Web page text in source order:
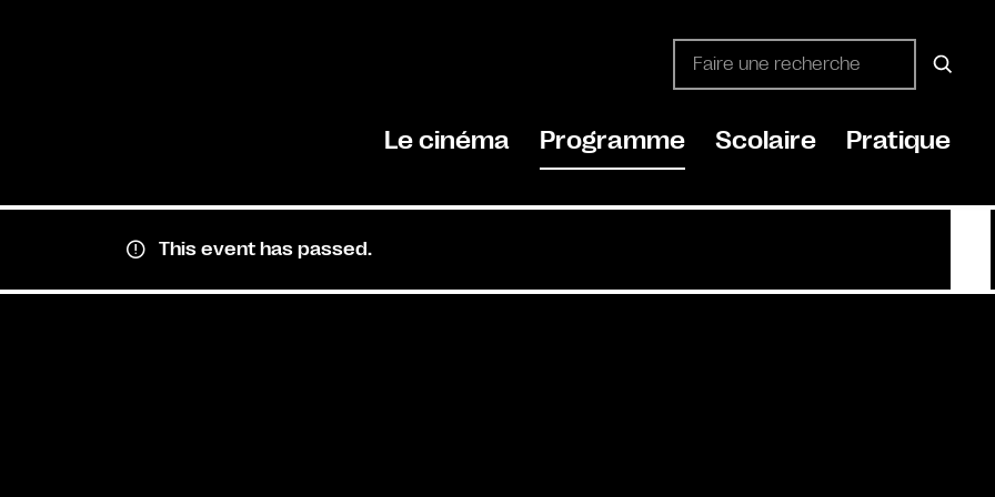
Le cinéma Programme Scolaire Pratique
This event has passed.